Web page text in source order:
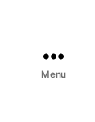
Menu